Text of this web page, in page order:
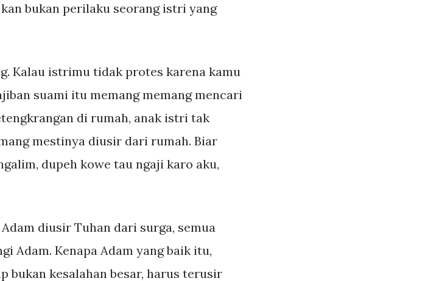
bukan perilaku seorang istri yang
Kalau istrimu tidak protes karena kamu
suami itu memang memang mencari
di rumah, anak istri tak
mestinya diusir dari rumah. Biar
dupeh kowe tau ngaji karo aku,
diusir Tuhan dari surga, semua
Adam. Kenapa Adam yang baik itu,
bukan kesalahan besar, harus terusir